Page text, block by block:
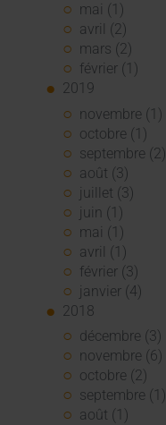
mai (1)
avril (2)
mars (2)
février (1)
2019
novembre (1)
octobre (1)
septembre (2)
août (3)
juillet (3)
juin (1)
mai (1)
avril (1)
février (3)
janvier (4)
2018
décembre (3)
novembre (6)
octobre (2)
septembre (1)
août (1)